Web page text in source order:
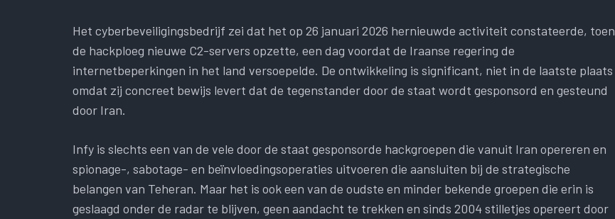
Het cyberbeveiligingsbedrijf zei dat het op 26 januari 2026 hernieuwde activiteit constateerde, toen
de hackploeg nieuwe C2-servers opzette, een dag voordat de Iraanse regering de
internetbeperkingen in het land versoepelde. De ontwikkeling is significant, niet in de laatste plaats
omdat zij concreet bewijs levert dat de tegenstander door de staat wordt gesponsord en gesteund
door Iran.
Infy ​​is slechts een van de vele door de staat gesponsorde hackgroepen die vanuit Iran opereren en
spionage-, sabotage- en beïnvloedingsoperaties uitvoeren die aansluiten bij de strategische
belangen van Teheran. Maar het is ook een van de oudste en minder bekende groepen die erin is
geslaagd onder de radar te blijven, geen aandacht te trekken en sinds 2004 stilletjes opereert door